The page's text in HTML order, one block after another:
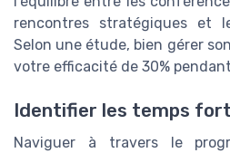
rencontres stratégiques et
Selon une étude, bien gérer
votre efficacité de 30%
Identifier les temps
Naviguer à travers le